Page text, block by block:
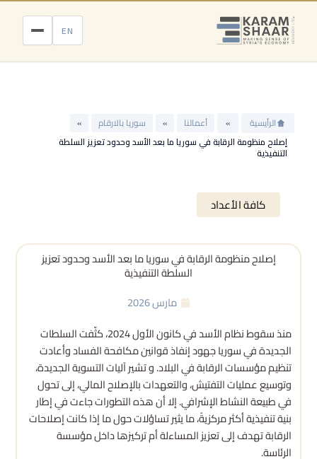
تخطي
المحتوى
EN
الرأيسية » أعمالنا » سوريا بالارقام
»
إصلاح منظومة الرقابة في سوريا ما بعد الأسد وحدود تعزيز السلطة
التنفيذية
كافة الأعداد
إصلاح منظومة الرقابة في سوريا ما بعد الأسد وحدود تعزيز
السلطة التنفيذية
مارس 2026
منذ سقوط نظام الأسد في كانون الأول 2024، كثّفت السلطات
الجديدة في سوريا جهود إنفاذ قوانين مكافحة الفساد وأعادت
تنظيم مؤسسات الرقابة في البلاد. و تشير آليات التسوية الجديدة،
وتوسيع عمليات التفتيش، والتعهدات بالإصلاح المالي، إلى تحول
في طبيعة النشاط الإشرافي. إلا أن هذه التطورات جاءت في إطار
بنية تنفيذية أكثر مركزيةً، ما يثير تساؤلات حول ما إذا كانت إصلاحات
الرقابة تهدف إلى تعزيز المساءلة أم تركيزها داخل مؤسسة
الرئاسة.